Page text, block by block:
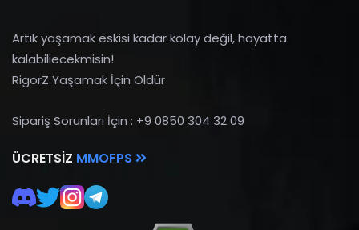
Artık yaşamak eskisi kadar kolay değil, hayatta
kalabiliecekmisin!
RigorZ Yaşamak İçin Öldür
Sipariş Sorunları İçin : +9 0850 304 32 09
ÜCRETSIZ MMOFPS